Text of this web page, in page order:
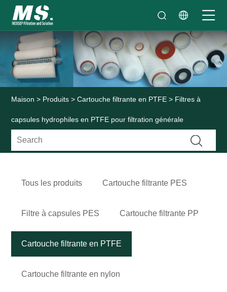
Maison > Produits >Cartouche filtrante en PTFE > Filtres à
capsules hydrophiles en PTFE pour filtration générale
Tous les produits Cartouche filtrante PES
Filtre à capsules PES Cartouche filtrante PP
Cartouche filtrante en PTFE
Cartouche filtrante en nylon